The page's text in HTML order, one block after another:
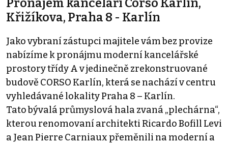
Pronájem kanceláří Corso Karlín,
Křižíkova, Praha 8 - Karlín
Jako vybraní zástupci majitele vám bez provize
nabízíme k pronájmu moderní kancelářské
prostory třídy A v jedinečně zrekonstruované
budově CORSO Karlín, která se nachází v centru
vyhledávané lokality Praha 8 – Karlín.
Tato bývalá průmyslová hala zvaná „plechárna“,
kterou renomovaní architekti Ricardo Bofill Levi
a Jean Pierre Carniaux přeměnili na moderní a